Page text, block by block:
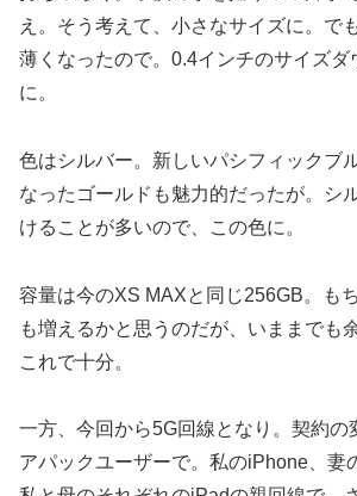
え。そう考えて、小さなサイズに。で
薄くなったので。0.4インチのサイズダ
に。
色はシルバー。新しいパシフィックブ
なったゴールドも魅力的だったが。シ
けることが多いので、この色に。
容量は今のXS MAXと同じ256GB。も
も増えるかと思うのだが、いままでも
これで十分。
一方、今回から5G回線となり。契約の
アパックユーザーで。私のiPhone、妻